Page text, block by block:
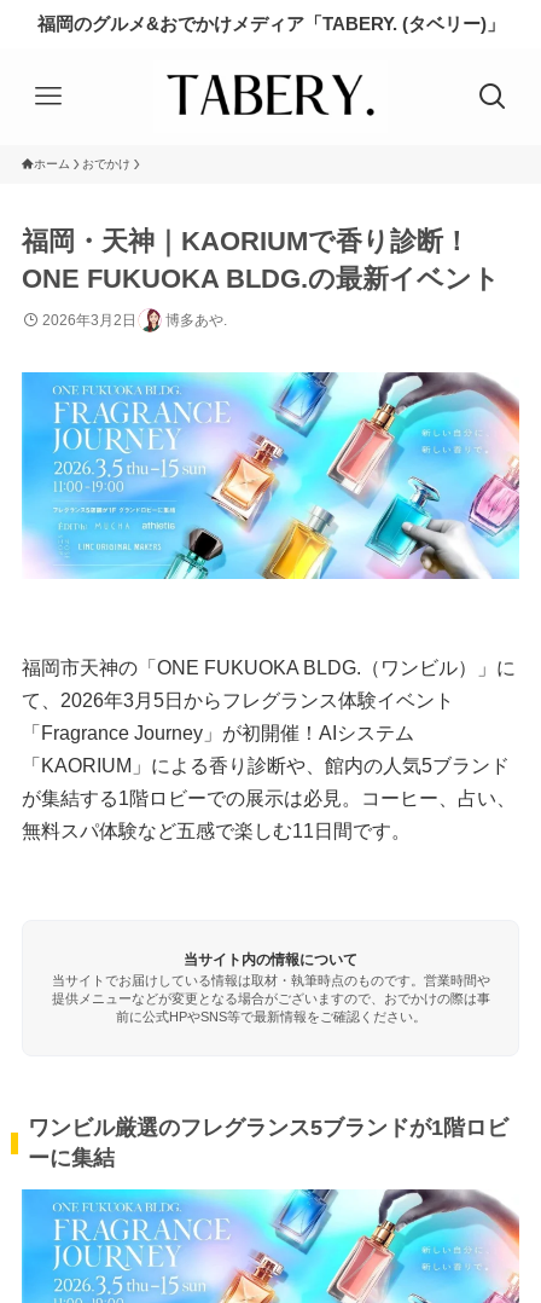
福岡のグルメ&おでかけメディア「TABERY. (タベリー)」
ホーム おでかけ
福岡・天神｜KAORIUMで香り診断！
ONE FUKUOKA BLDG.の最新イベント
2026年3月2日 博多あや.
福岡市天神の「ONE FUKUOKA BLDG.（ワンビル）」に
て、2026年3月5日からフレグランス体験イベント
「Fragrance Journey」が初開催！AIシステム
「KAORIUM」による香り診断や、館内の人気5ブランド
が集結する1階ロビーでの展示は必見。コーヒー、占い、
無料スパ体験など五感で楽しむ11日間です。
当サイト内の情報について
当サイトでお届けしている情報は取材・執筆時点のものです。営業時間や
提供メニューなどが変更となる場合がございますので、おでかけの際は事
前に公式HPやSNS等で最新情報をご確認ください。
ワンビル厳選のフレグランス5ブランドが1階ロビ
ーに集結